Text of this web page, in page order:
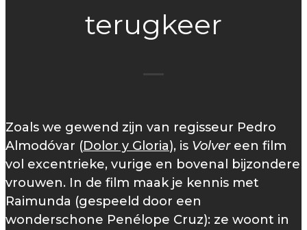
terugkeer
Zoals we gewend zijn van regisseur Pedro
Almodóvar (Dolor y Gloria), is Volvereen film
vol excentrieke, vurige en bovenal bijzondere
vrouwen. In de film maak je kennis met
Raimunda (gespeeld door een
wonderschone Penélope Cruz): ze woont in